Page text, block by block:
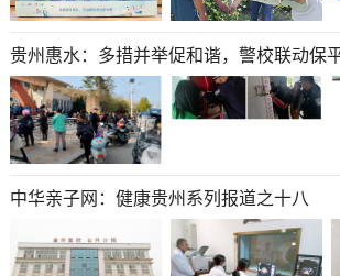
贵州惠水：多措并举促和谐，警校联动保
中华亲子网：健康贵州系列报道之十八